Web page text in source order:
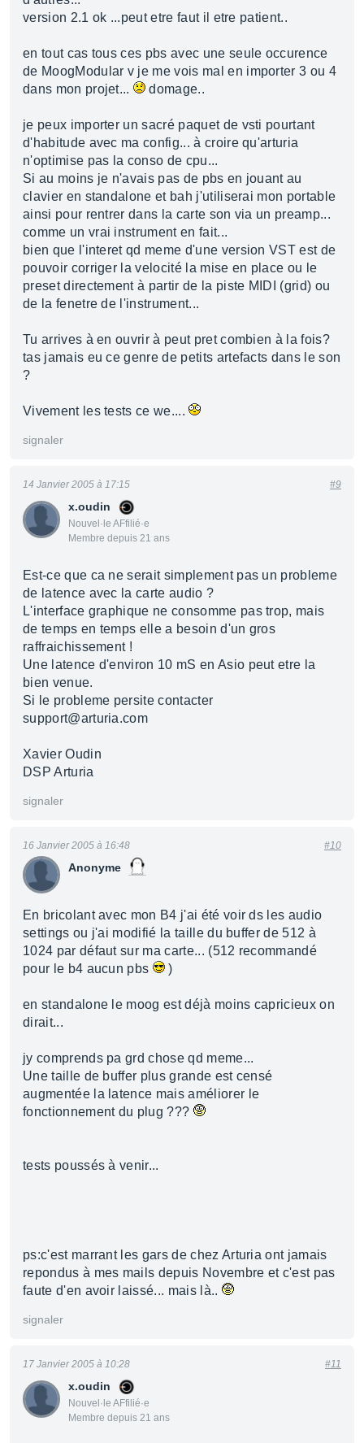
version 2.1 ok ...peut etre faut il etre patient..
en tout cas tous ces pbs avec une seule occurence
de MoogModular v je me vois mal en importer 3 ou 4
dans mon projet...
domage..
je peux importer un sacré paquet de vsti pourtant
d'habitude avec ma config... à croire qu'arturia
n'optimise pas la conso de cpu...
Si au moins je n'avais pas de pbs en jouant au
clavier en standalone et bah j'utiliserai mon portable
ainsi pour rentrer dans la carte son via un preamp...
comme un vrai instrument en fait...
bien que l'interet qd meme d'une version VST est de
pouvoir corriger la velocité la mise en place ou le
preset directement à partir de la piste MIDI (grid) ou
de la fenetre de l'instrument...
Tu arrives à en ouvrir à peut pret combien à la fois?
tas jamais eu ce genre de petits artefacts dans le son
?
Vivement les tests ce we....
signaler
x.oudin
Nouvel·le AFfilié·e
Membre depuis 21 ans
14 Janvier 2005 à 17:15 #9
Est-ce que ca ne serait simplement pas un probleme
de latence avec la carte audio ?
L'interface graphique ne consomme pas trop, mais
de temps en temps elle a besoin d'un gros
raffraichissement !
Une latence d'environ 10 mS en Asio peut etre la
bien venue.
Si le probleme persite contacter
support@arturia.com
Xavier Oudin
DSP Arturia
signaler
Anonyme
16 Janvier 2005 à 16:48 #10
En bricolant avec mon B4 j'ai été voir ds les audio
settings ou j'ai modifié la taille du buffer de 512 à
1024 par défaut sur ma carte... (512 recommandé
pour le b4 aucun pbs
)
en standalone le moog est déjà moins capricieux on
dirait...
jy comprends pa grd chose qd meme...
Une taille de buffer plus grande est censé
augmentée la latence mais améliorer le
fonctionnement du plug ???
tests poussés à venir...
ps:c'est marrant les gars de chez Arturia ont jamais
repondus à mes mails depuis Novembre et c'est pas
faute d'en avoir laissé... mais là..
signaler
x.oudin
Nouvel·le AFfilié·e
Membre depuis 21 ans
17 Janvier 2005 à 10:28 #11